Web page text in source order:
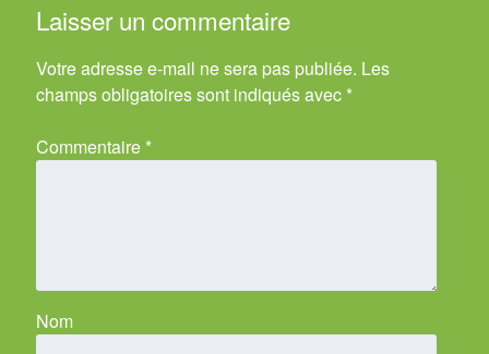
Laisser un commentaire
Votre adresse e-mail ne sera pas publiée. Les
champs obligatoires sont indiqués avec *
Commentaire *
Nom